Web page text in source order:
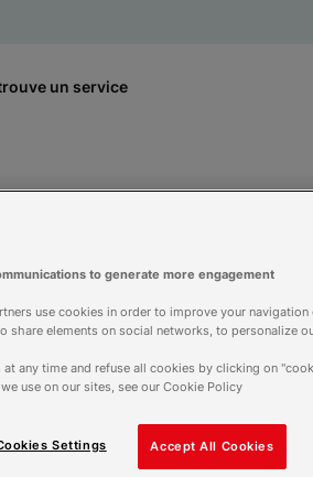
un service
Tous en fête !, la Croix-
to generate more engagement
use cookies in order to improve your
elements on social networks, to personalize
at any time and refuse all cookies by clicking on
use on our sites, see our Cookie Policy
Accept All Cookies
Settings